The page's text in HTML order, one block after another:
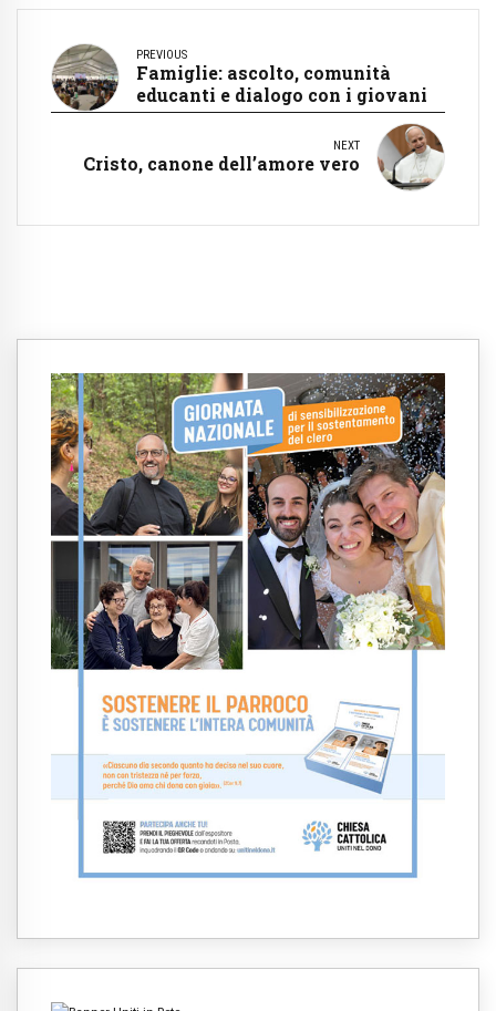
PREVIOUS
Famiglie: ascolto, comunità
educanti e dialogo con i giovani
NEXT
Cristo, canone dell’amore vero